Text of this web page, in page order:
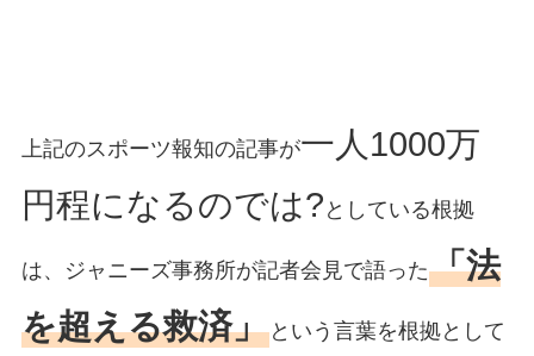
上記のスポーツ報知の記事が一人1000万
円程になるのでは? としている根拠
は、ジャニーズ事務所が記者会見で語った「法
を超える救済」という言葉を根拠として